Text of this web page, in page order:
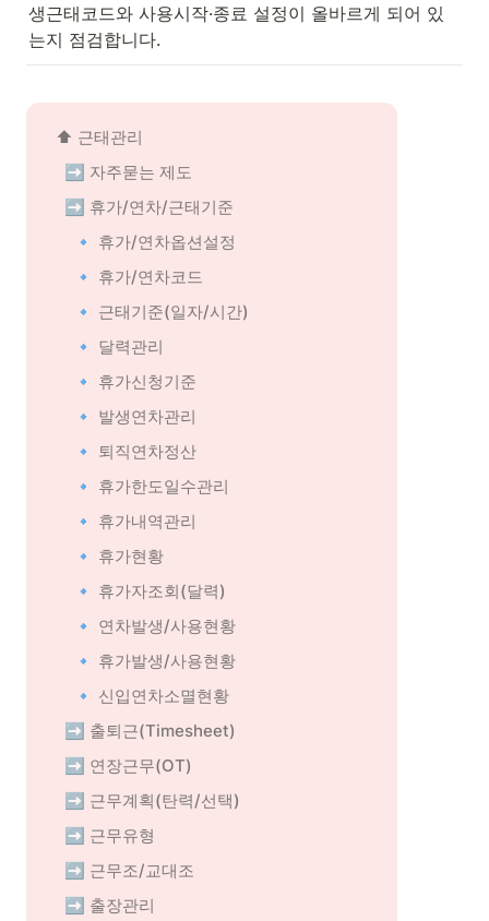
생근태코드와 사용시작·종료 설정이 올바르게 되어 있
는지 점검합니다.
⬆️ 근태관리
➡️ 자주묻는 제도
➡️ 휴가/연차/근태기준
🔹 휴가/연차옵션설정
🔹 휴가/연차코드
🔹 근태기준(일자/시간)
🔹 달력관리
🔹 휴가신청기준
🔹 발생연차관리
🔹 퇴직연차정산
🔹 휴가한도일수관리
🔹 휴가내역관리
🔹 휴가현황
🔹 휴가자조회(달력)
🔹 연차발생/사용현황
🔹 휴가발생/사용현황
🔹 신입연차소멸현황
➡️ 출퇴근(Timesheet)
➡️ 연장근무(OT)
➡️ 근무계획(탄력/선택)
➡️ 근무유형
➡️ 근무조/교대조
➡️ 출장관리